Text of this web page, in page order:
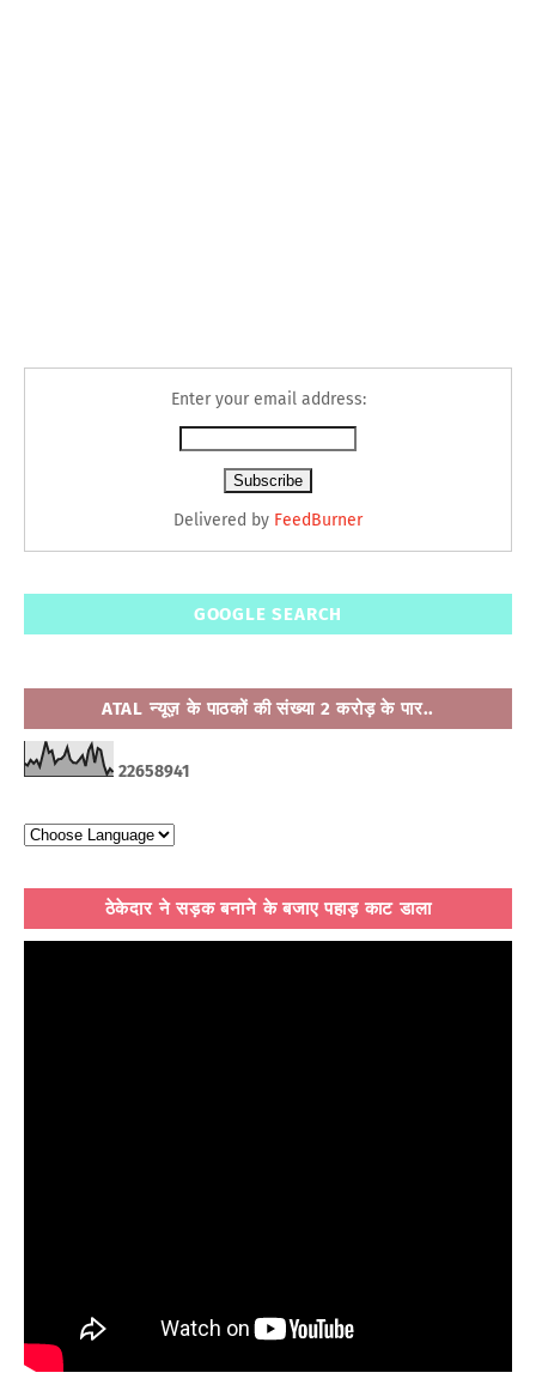
Enter your email address:
Delivered by FeedBurner
GOOGLE SEARCH
ATAL न्यूज़ के पाठकों की संख्या 2 करोड़ के पार..
22658941
ठेकेदार ने सड़क बनाने के बजाए पहाड़ काट डाला